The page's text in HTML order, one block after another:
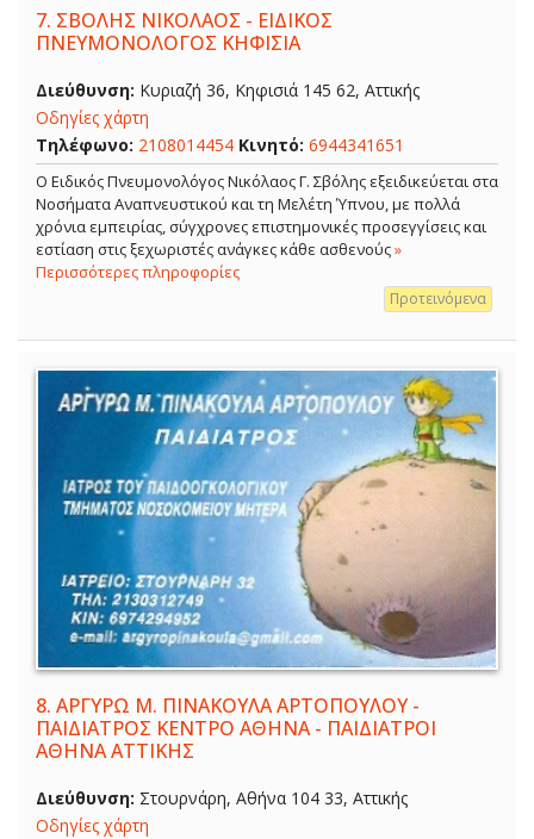
7. ΣΒΟΛΗΣ ΝΙΚΟΛΑΟΣ - ΕΙΔΙΚΟΣ
ΠΝΕΥΜΟΝΟΛΟΓΟΣ ΚΗΦΙΣΙΑ
Διεύθυνση: Κυριαζή 36, Κηφισιά 145 62, Αττικής
Οδηγίες χάρτη
Τηλέφωνο: 2108014454 Κινητό: 6944341651
O Ειδικός Πνευμονολόγος Νικόλαος Γ. Σβόλης εξειδικεύεται στα
Νοσήματα Αναπνευστικού και τη Μελέτη Ύπνου, με πολλά
χρόνια εμπειρίας, σύγχρονες επιστημονικές προσεγγίσεις και
εστίαση στις ξεχωριστές ανάγκες κάθε ασθενούς»
Περισσότερες πληροφορίες
Προτεινόμενα
8. ΑΡΓΥΡΩ Μ. ΠΙΝΑΚΟΥΛΑ ΑΡΤΟΠΟΥΛΟΥ -
ΠΑΙΔΙΑΤΡΟΣ ΚΕΝΤΡΟ ΑΘΗΝΑ - ΠΑΙΔΙΑΤΡΟΙ
ΑΘΗΝΑ ΑΤΤΙΚΗΣ
Διεύθυνση: Στουρνάρη, Αθήνα 104 33, Αττικής
Οδηγίες χάρτη